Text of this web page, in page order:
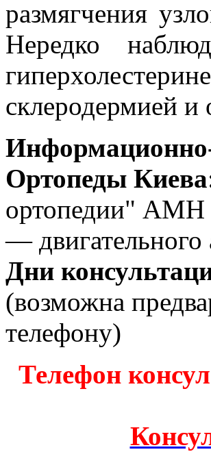
размягчения
Нередко
склеродермией и
Ортопеды Киева
ортопедии" АМН
— двигательного
Дни
(возможна
телефону)
Телефон